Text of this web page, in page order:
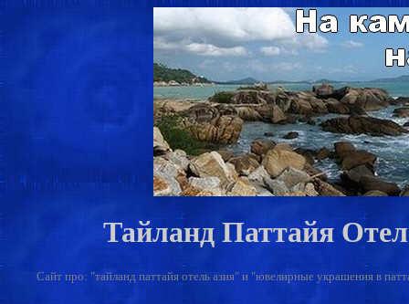
Тайланд Паттайя
Сайт про: "тайланд паттайя отель азия" и "ювелирные украшения в